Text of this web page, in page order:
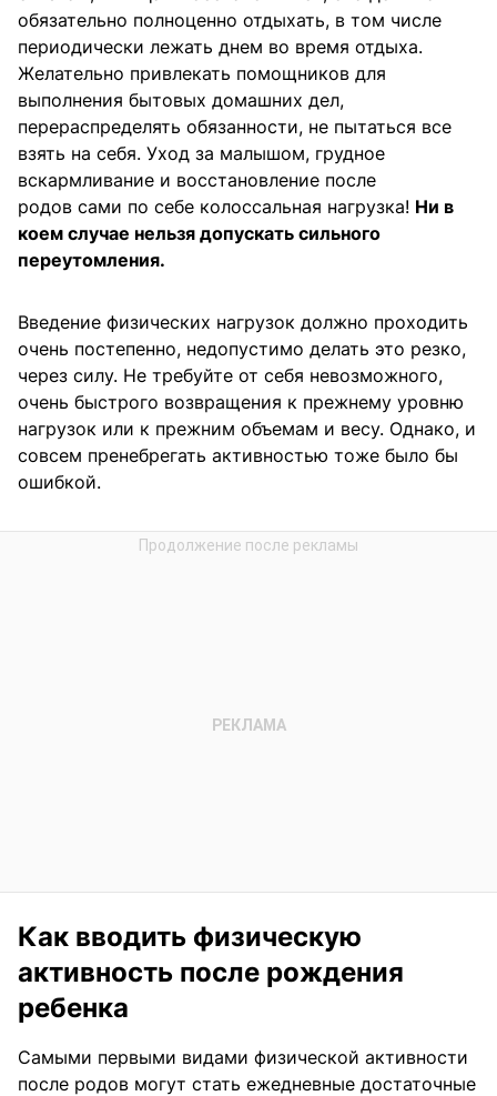
обязательно полноценно отдыхать, в том числе
периодически лежать днем во время отдыха.
Желательно привлекать помощников для
выполнения бытовых домашних дел,
перераспределять обязанности, не пытаться все
взять на себя. Уход за малышом, грудное
вскармливание и восстановление после
родов сами по себе колоссальная нагрузка! Ни в
коем случае нельзя допускать сильного
переутомления.
Введение физических нагрузок должно проходить
очень постепенно, недопустимо делать это резко,
через силу. Не требуйте от себя невозможного,
очень быстрого возвращения к прежнему уровню
нагрузок или к прежним объемам и весу. Однако, и
совсем пренебрегать активностью тоже было бы
ошибкой.
Как вводить физическую
активность после рождения
ребенка
Самыми первыми видами физической активности
после родов могут стать ежедневные достаточные